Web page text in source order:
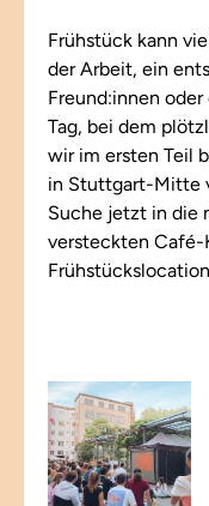
Frühstück kann
der Arbeit, ein
Freund:innen
Tag, bei dem
wir im ersten Teil
in Stuttgart-Mitte
Suche jetzt in die
versteckten Café-